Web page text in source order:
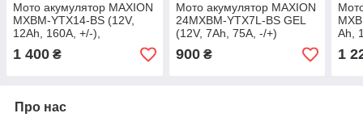
Мото акумулятор MAXION
MXBM-YTX14-BS (12V,
12Ah, 160A, +/-),
сухозаряджений без
електроліта
1 400 ₴
Мото акумулятор MAXION
24MXBM-YTX7L-BS GEL
(12V, 7Ah, 75A, -/+)
900₴
Ah,
1
Про нас